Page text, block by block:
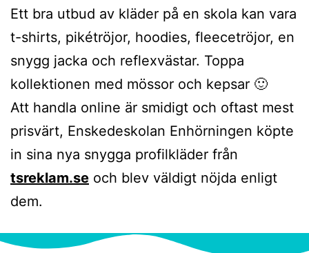
Ett bra utbud av kläder på en skola kan vara
t-shirts, pikétröjor, hoodies, fleecetröjor, en
snygg jacka och reflexvästar. Toppa
kollektionen med mössor och kepsar 🙂
Att handla online är smidigt och oftast mest
prisvärt, Enskedeskolan Enhörningen köpte
in sina nya snygga profilkläder från
tsreklam.se och blev väldigt nöjda enligt
dem.